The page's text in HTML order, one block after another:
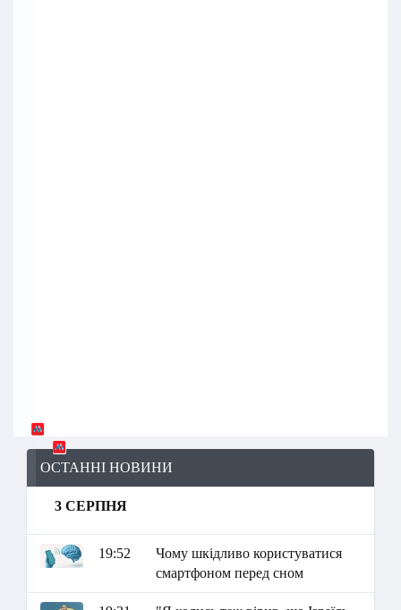
ОСТАННІ НОВИНИ
3 СЕРПНЯ
19:52
Чому шкідливо користуватися
смартфоном перед сном